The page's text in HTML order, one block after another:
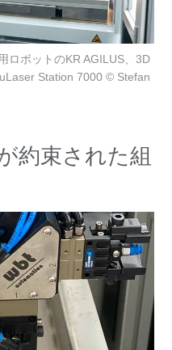
ロボットのKR AGILUS、3D
Station 7000 © Stefan
約束された組